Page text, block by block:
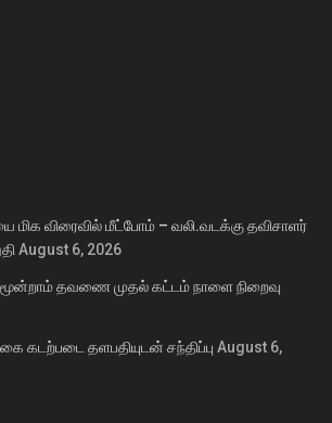
மிக விரைவில் மீட்போம் – வலி.வடக்கு தவிசாளர்
August 6, 2026
தவணை முதல் கட்டம் நாளை நிறைவு
கடற்படை தளபதியுடன் சந்திப்பு August 6,